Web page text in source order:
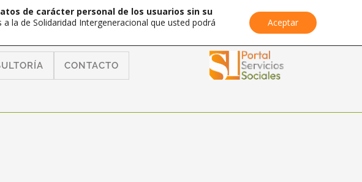
CONTACTO
de carácter personal de los usuarios sin su
la de Solidaridad Intergeneracional que usted podrá
Aceptar